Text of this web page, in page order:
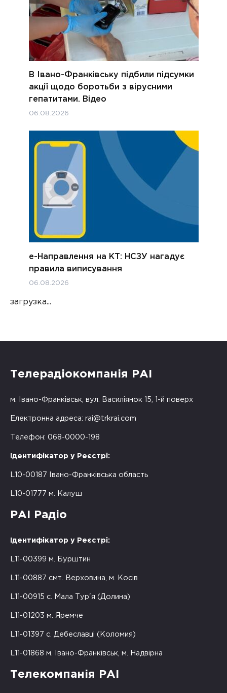
В Івано-Франківську підбили підсумки
акції щодо боротьби з вірусними
гепатитами. Відео
06.08.2026
е-Направлення на КТ: НСЗУ нагадує
правила виписування
06.08.2026
загрузка...
Телерадіокомпанія РАІ
м. Івано-Франківськ, вул. Василіянок 15, 1-й поверх
Електронна адреса: rai@trkrai.com
Телефон: 068-0000-198
Ідентифікатор у Реєстрі:
L10-00187 Івано-Франківська область
L10-01777 м. Калуш
РАІ Радіо
Ідентифікатор у Реєстрі:
L11-00399 м. Бурштин
L11-00887 смт. Верховина, м. Косів
L11-00915 с. Мала Тур'я (Долина)
L11-01203 м. Яремче
L11-01397 с. Дебеславці (Коломия)
L11-01868 м. Івано-Франківськ, м. Надвірна
Телекомпанія РАІ